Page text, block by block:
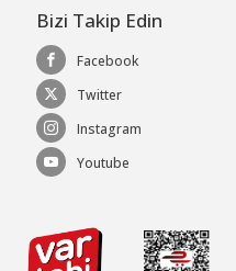
Bizi Takip Edin
Facebook
Twitter
Instagram
Youtube